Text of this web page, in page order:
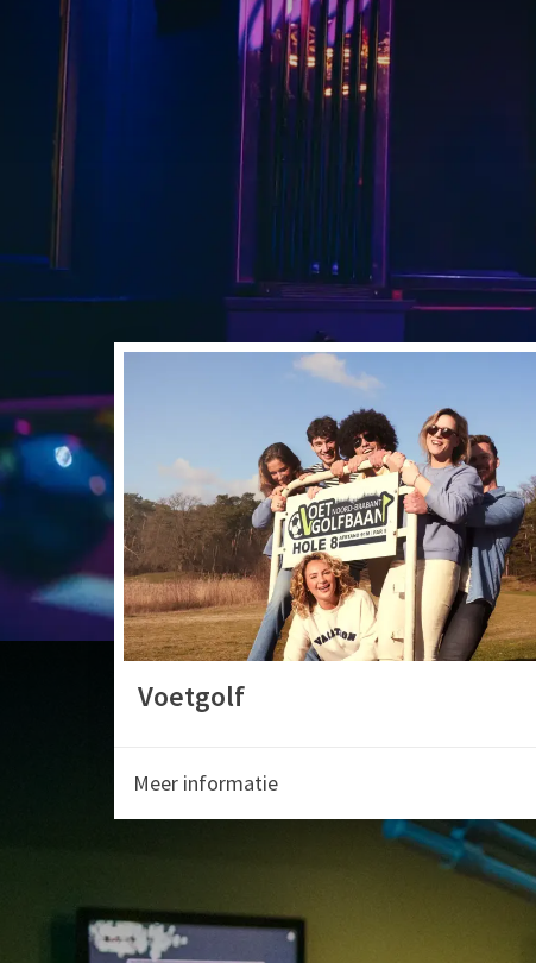
Na het bowlen
Tijdens het
Een lekker
Boekbaar tot
Alle kinderen
Kinderfeestjes
info/reserveren:
Andere leuke tips
Voetgolf
Meer informatie